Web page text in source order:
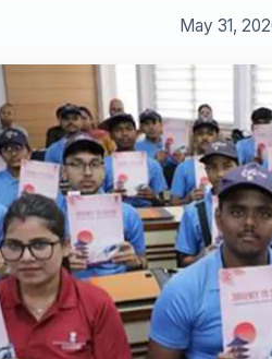
May 31,